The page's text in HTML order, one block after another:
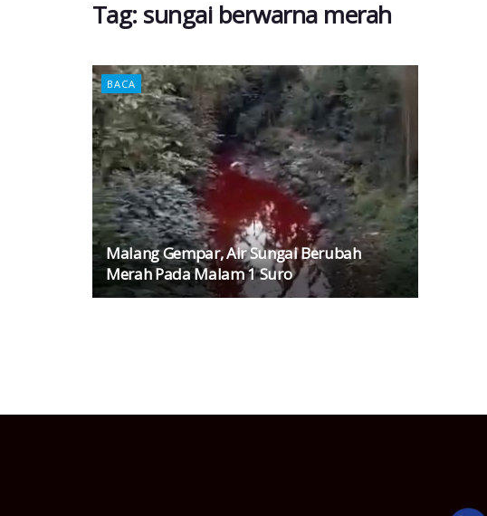
Tag: sungai berwarna merah
BACA
Malang Gempar, Air Sungai Berubah
Merah Pada Malam 1 Suro